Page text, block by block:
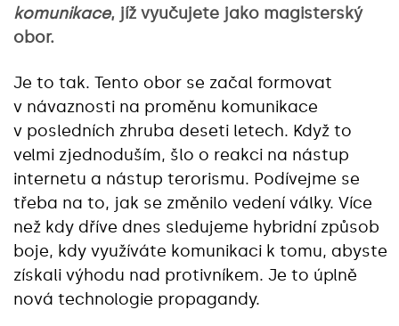
komunikace, jíž vyučujete jako magisterský
obor.
Je to tak. Tento obor se začal formovat
v návaznosti na proměnu komunikace
v posledních zhruba deseti letech. Když to
velmi zjednoduším, šlo o reakci na nástup
internetu a nástup terorismu. Podívejme se
třeba na to, jak se změnilo vedení války. Více
než kdy dříve dnes sledujeme hybridní způsob
boje, kdy využíváte komunikaci k tomu, abyste
získali výhodu nad protivníkem. Je to úplně
nová technologie propagandy.